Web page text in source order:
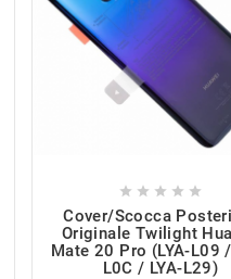
    
Cover/Scocca
Originale Twilight
Mate 20 Pro (LYA-L09
L0C / LYA-L29)